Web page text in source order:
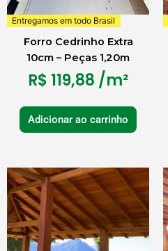
Entregamos em todo Brasil
Forro Cedrinho Extra
10cm – Peças 1,20m
R$ 119,88 /m²
Adicionar ao carrinho